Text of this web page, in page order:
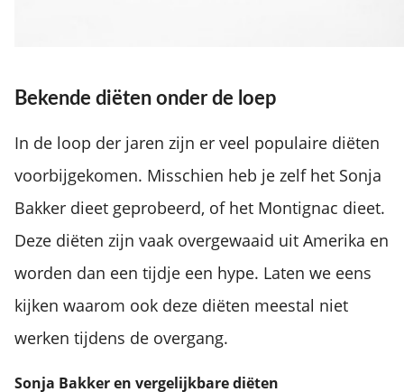
Bekende diëten onder de loep
In de loop der jaren zijn er veel populaire diëten
voorbijgekomen. Misschien heb je zelf het Sonja
Bakker dieet geprobeerd, of het Montignac dieet.
Deze diëten zijn vaak overgewaaid uit Amerika en
worden dan een tijdje een hype. Laten we eens
kijken waarom ook deze diëten meestal niet
werken tijdens de overgang.
Sonja Bakker en vergelijkbare diëten